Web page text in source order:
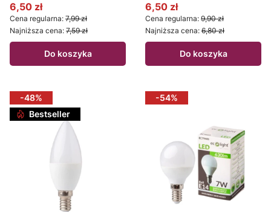
Cena promocyjna
6,50 zł
Cena regularna: 7,99 zł
Najniższa cena: 7,59 zł
Do koszyka
Cena promocyjna
6,50 zł
Cena regularna: 9,90 zł
Najniższa cena: 6,80 zł
Do koszyka
-48%
Bestseller
-54%